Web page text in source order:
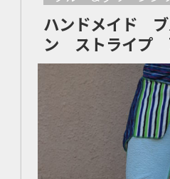
ハンドメイド ブ
ン ストライプ